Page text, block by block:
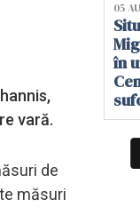
vară.
de
măsuri
05
în